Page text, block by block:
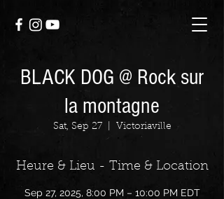
BLACK DOG @ Rock sur
la montagne
Sat, Sep 27 Victoriaville
Heure & Lieu - Time & Location
Sep 27, 2025, 8:00 PM – 10:00 PM EDT